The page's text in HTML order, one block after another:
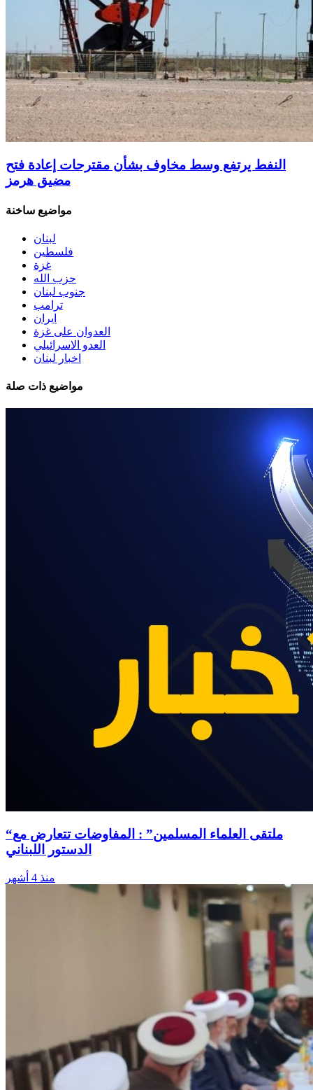
النفط يرتفع وسط مخاوف بشأن مقترحات إعادة فتح
مضيق هرمز
مواضيع ساخنة
لبنان
فلسطين
غزة
حزب الله
جنوب لبنان
ترامب
ايران
العدوان على غزة
العدو الاسرائيلي
اخبار لبنان
مواضيع ذات صلة
“ملتقى العلماء المسلمين” : المفاوضات تتعارض مع
الدستور اللبناني
منذ 4 أشهر